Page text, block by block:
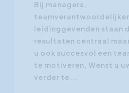
Bij managers,
leidinggevenden staan
resultaten centraal
u ook succesvol een
te motiveren. Wenst u
verder te...